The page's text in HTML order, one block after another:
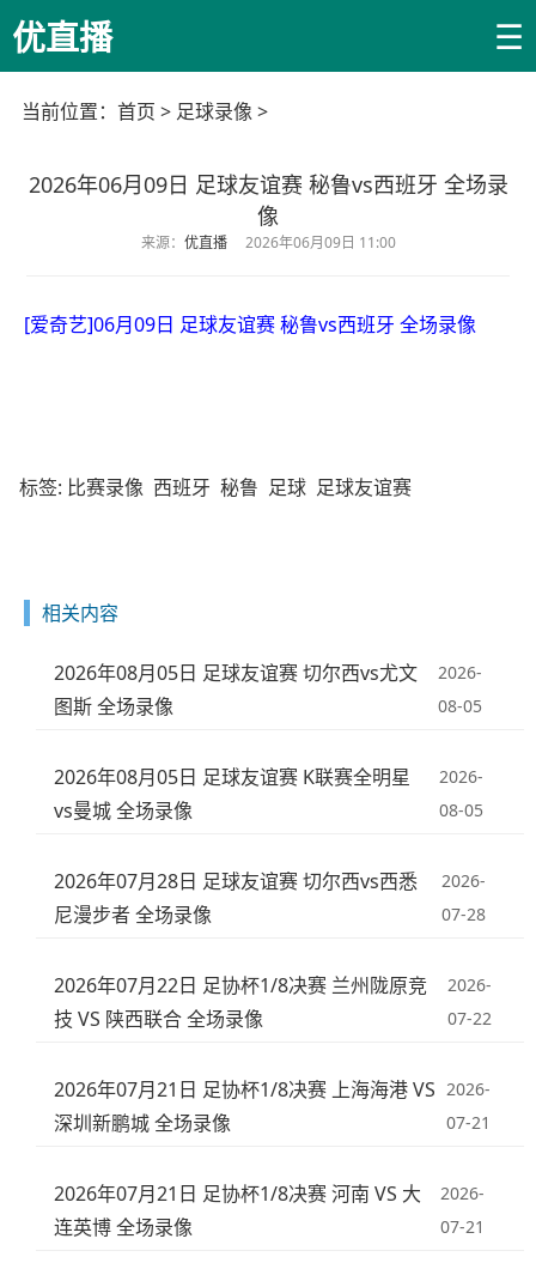
优直播 ☰
当前位置： 首页 > 足球录像 >
2026年06月09日 足球友谊赛 秘鲁vs西班牙 全场录
像
来源： 优直播 2026年06月09日 11:00
[爱奇艺]06月09日 足球友谊赛 秘鲁vs西班牙 全场录像
标签: 比赛录像 西班牙 秘鲁 足球 足球友谊赛
相关内容
2026年08月05日 足球友谊赛 切尔西vs尤文
图斯 全场录像
2026-
08-05
2026年08月05日 足球友谊赛 K联赛全明星
vs曼城 全场录像
2026-
08-05
2026年07月28日 足球友谊赛 切尔西vs西悉
尼漫步者 全场录像
2026-
07-28
2026年07月22日 足协杯1/8决赛 兰州陇原竞
技 VS 陕西联合 全场录像
2026-
07-22
2026年07月21日 足协杯1/8决赛 上海海港 VS
深圳新鹏城 全场录像
2026-
07-21
2026年07月21日 足协杯1/8决赛 河南 VS 大
连英博 全场录像
2026-
07-21